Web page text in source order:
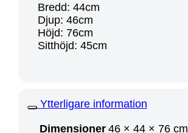
Bredd: 44cm
Djup: 46cm
Höjd: 76cm
Sitthöjd: 45cm
Ytterligare information
Dimensioner 46 × 44 × 76 cm